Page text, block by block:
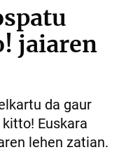
jaiaren
da gaur
Euskara
lehen zatian.